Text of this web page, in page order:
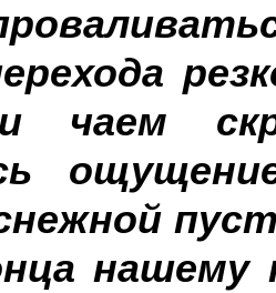
чаем
нашему